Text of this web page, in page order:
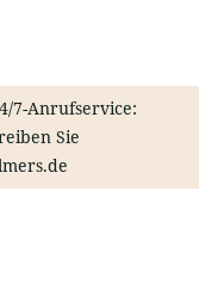
7-Anrufservice:
Sie